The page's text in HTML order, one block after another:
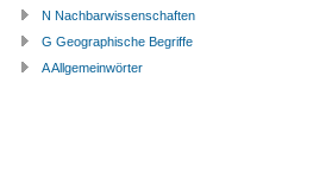
N Nachbarwissenschaften
G Geographische Begriffe
A Allgemeinwörter